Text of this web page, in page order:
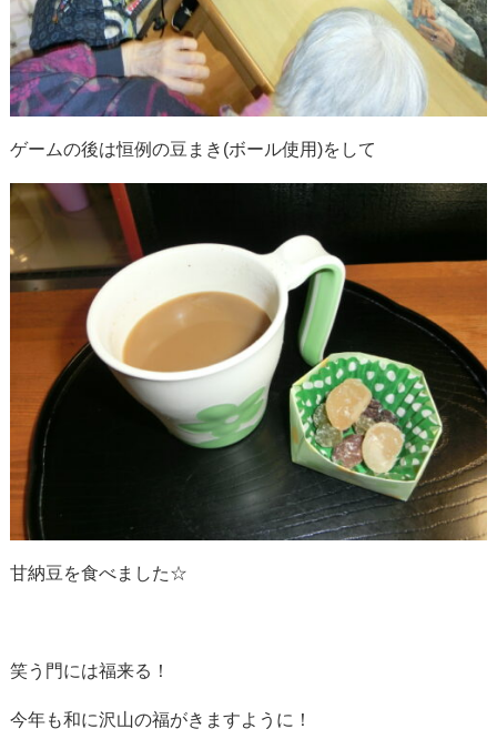
ゲームの後は恒例の豆まき(ボール使用)をして
甘納豆を食べました☆
笑う門には福来る！
今年も和に沢山の福がきますように！